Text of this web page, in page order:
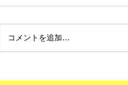
コメントを追加…